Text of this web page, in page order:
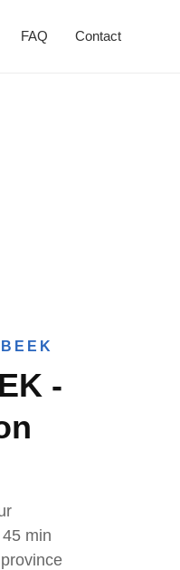
FAQ Contact
-
min